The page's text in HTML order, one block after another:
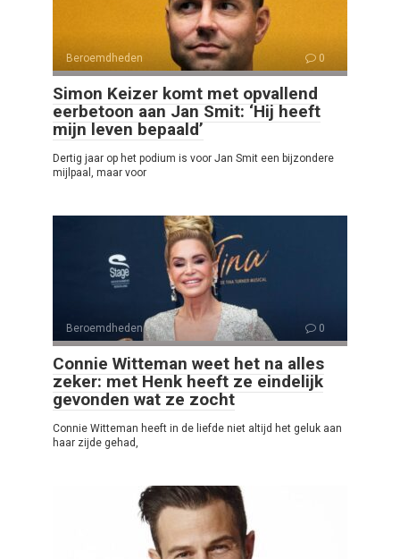
Beroemdheden 0
Simon Keizer komt met opvallend
eerbetoon aan Jan Smit: ‘Hij heeft
mijn leven bepaald’
Dertig jaar op het podium is voor Jan Smit een bijzondere
mijlpaal, maar voor
Beroemdheden 0
Connie Witteman weet het na alles
zeker: met Henk heeft ze eindelijk
gevonden wat ze zocht
Connie Witteman heeft in de liefde niet altijd het geluk aan
haar zijde gehad,